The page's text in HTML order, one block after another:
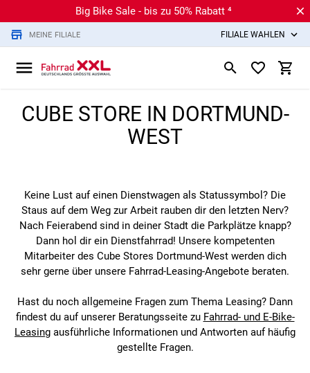
Big Bike Sale - bis zu 50% Rabatt ⁴
MEINE FILIALE FILIALE WÄHLEN
CUBE STORE IN DORTMUND-
WEST
Keine Lust auf einen Dienstwagen als Statussymbol? Die
Staus auf dem Weg zur Arbeit rauben dir den letzten Nerv?
Nach Feierabend sind in deiner Stadt die Parkplätze knapp?
Dann hol dir ein Dienstfahrrad! Unsere kompetenten
Mitarbeiter des Cube Stores Dortmund-West werden dich
sehr gerne über unsere Fahrrad-Leasing-Angebote beraten.
Hast du noch allgemeine Fragen zum Thema Leasing? Dann
findest du auf unserer Beratungsseite zu Fahrrad- und E-Bike-
Leasing ausführliche Informationen und Antworten auf häufig
gestellte Fragen.